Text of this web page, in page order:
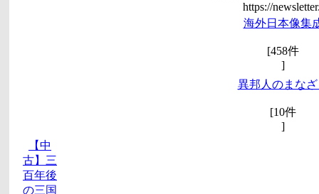
https://
海外日本像集
[458件
]
異邦人のまな
[10件
]
【中
古】三
百年後
の三国